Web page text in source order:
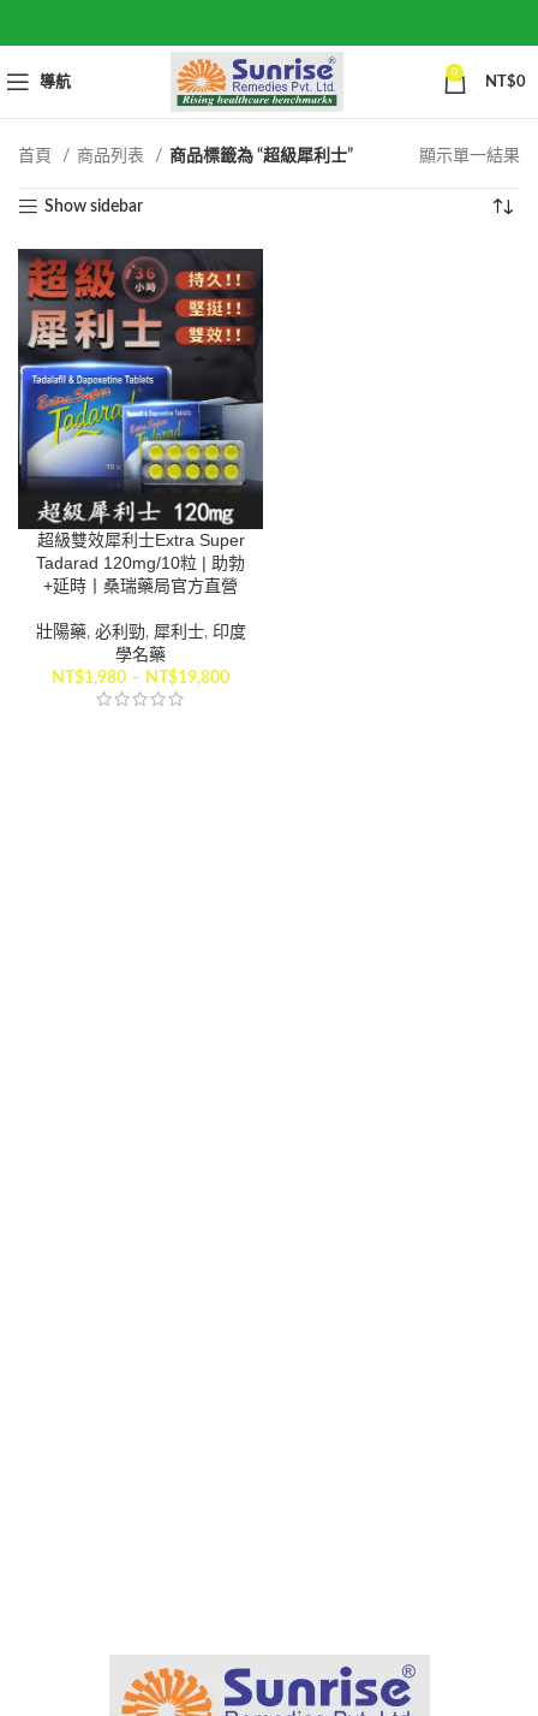
導航
0
NT$0
首頁 商品列表 商品標籤為 “超級犀利士” 顯示單一結果
Show sidebar
超級雙效犀利士Extra Super
Tadarad 120mg/10粒 | 助勃
+延時丨桑瑞藥局官方直營
壯陽藥, 必利勁, 犀利士, 印度
學名藥
NT$1,980 – NT$19,800